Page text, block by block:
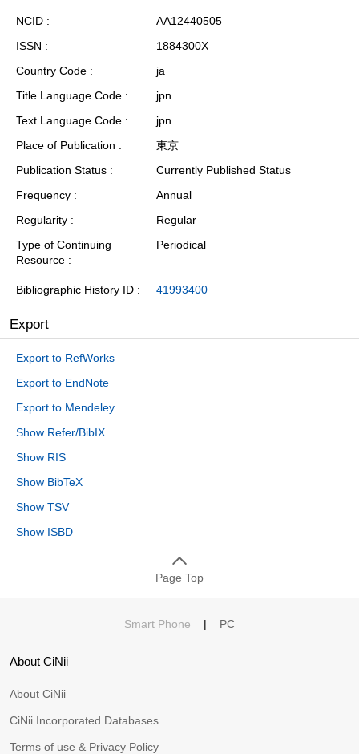
NCID
AA12440505
ISSN
1884300X
Country Code
ja
Title Language Code
jpn
Text Language Code
jpn
Place of Publication
東京
Publication Status
Currently Published Status
Frequency
Annual
Regularity
Regular
Type of Continuing
Resource
Periodical
Bibliographic History ID 41993400
Export
Export to RefWorks
Export to EndNote
Export to Mendeley
Show Refer/BibIX
Show RIS
Show BibTeX
Show TSV
Show ISBD
Page Top
Smart Phone | PC
About CiNii
About CiNii
CiNii Incorporated Databases
Terms of use & Privacy Policy